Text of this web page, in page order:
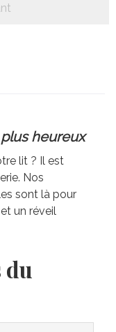
heureux
lit ? Il est
Nos
sont là pour
un réveil